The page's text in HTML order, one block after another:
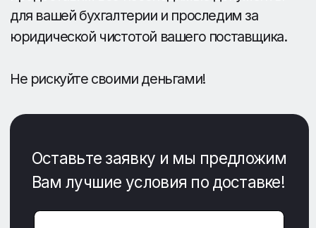
Таможенное оформление
Оплата по контракту
Отзывы
Вопросы/Ответы
О КОМПАНИИ